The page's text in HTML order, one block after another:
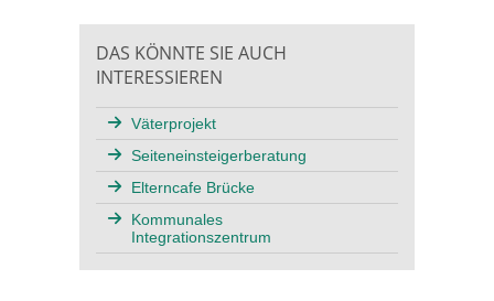
DAS KÖNNTE SIE AUCH
INTERESSIEREN
Väterprojekt
Seiteneinsteigerberatung
Elterncafe Brücke
Kommunales
Integrationszentrum